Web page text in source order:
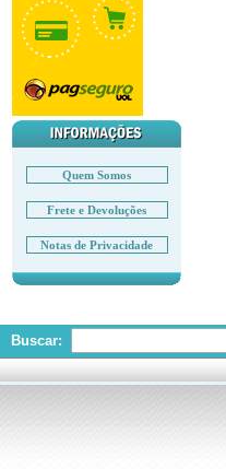
Quem Somos
Frete e Devoluções
Notas de Privacidade
Buscar: